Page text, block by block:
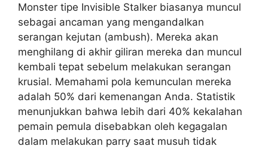
Monster tipe Invisible Stalker biasanya muncul
sebagai ancaman yang mengandalkan
serangan kejutan (ambush). Mereka akan
menghilang di akhir giliran mereka dan muncul
kembali tepat sebelum melakukan serangan
krusial. Memahami pola kemunculan mereka
adalah 50% dari kemenangan Anda. Statistik
menunjukkan bahwa lebih dari 40% kekalahan
pemain pemula disebabkan oleh kegagalan
dalam melakukan parry saat musuh tidak